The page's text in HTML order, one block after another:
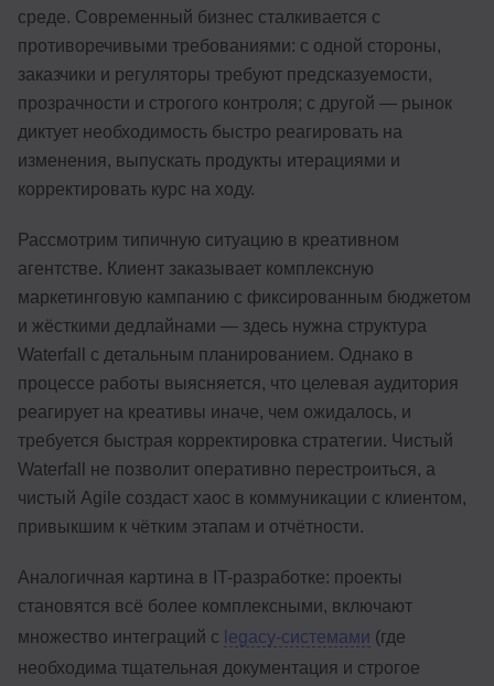
среде. Современный бизнес сталкивается с
противоречивыми требованиями: с одной стороны,
заказчики и регуляторы требуют предсказуемости,
прозрачности и строгого контроля; с другой — рынок
диктует необходимость быстро реагировать на
изменения, выпускать продукты итерациями и
корректировать курс на ходу.
Рассмотрим типичную ситуацию в креативном
агентстве. Клиент заказывает комплексную
маркетинговую кампанию с фиксированным бюджетом
и жёсткими дедлайнами — здесь нужна структура
Waterfall с детальным планированием. Однако в
процессе работы выясняется, что целевая аудитория
реагирует на креативы иначе, чем ожидалось, и
требуется быстрая корректировка стратегии. Чистый
Waterfall не позволит оперативно перестроиться, а
чистый Agile создаст хаос в коммуникации с клиентом,
привыкшим к чётким этапам и отчётности.
Аналогичная картина в IT-разработке: проекты
становятся всё более комплексными, включают
множество интеграций с legacy-системами (где
необходима тщательная документация и строгое